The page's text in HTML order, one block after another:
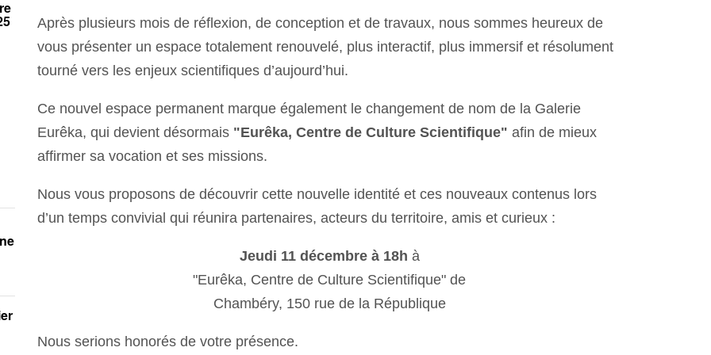
Après plusieurs mois de réflexion, de conception et de travaux, nous sommes heureux de
vous présenter un espace totalement renouvelé, plus interactif, plus immersif et résolument
tourné vers les enjeux scientifiques d’aujourd’hui.
Ce nouvel espace permanent marque également le changement de nom de la Galerie
Eurêka, qui devient désormais "Eurêka, Centre de Culture Scientifique" afin de mieux
affirmer sa vocation et ses missions.
Nous vous proposons de découvrir cette nouvelle identité et ces nouveaux contenus lors
d’un temps convivial qui réunira partenaires, acteurs du territoire, amis et curieux :
Jeudi 11 décembre à 18h à
"Eurêka, Centre de Culture Scientifique" de
Chambéry, 150 rue de la République
Nous serions honorés de votre présence.